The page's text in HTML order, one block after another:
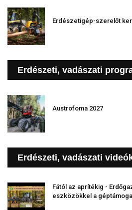
Erdészetigép-szerelőt
Erdészeti, vadászati
Austrofoma 2027
Erdészeti, vadászati
Fától az aprítékig -
eszközökkel a